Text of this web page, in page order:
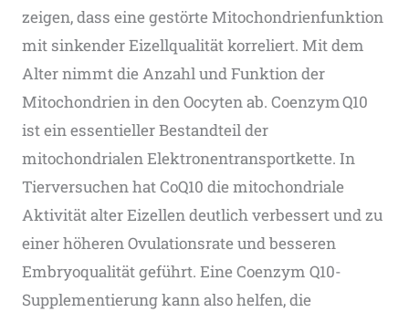
zeigen, dass eine gestörte Mitochondrienfunktion
mit sinkender Eizellqualität korreliert. Mit dem
Alter nimmt die Anzahl und Funktion der
Mitochondrien in den Oocyten ab. Coenzym Q10
ist ein essentieller Bestandteil der
mitochondrialen Elektronentransportkette. In
Tierversuchen hat CoQ10 die mitochondriale
Aktivität alter Eizellen deutlich verbessert und zu
einer höheren Ovulationsrate und besseren
Embryoqualität geführt​. Eine Coenzym Q10-
Supplementierung kann also helfen, die